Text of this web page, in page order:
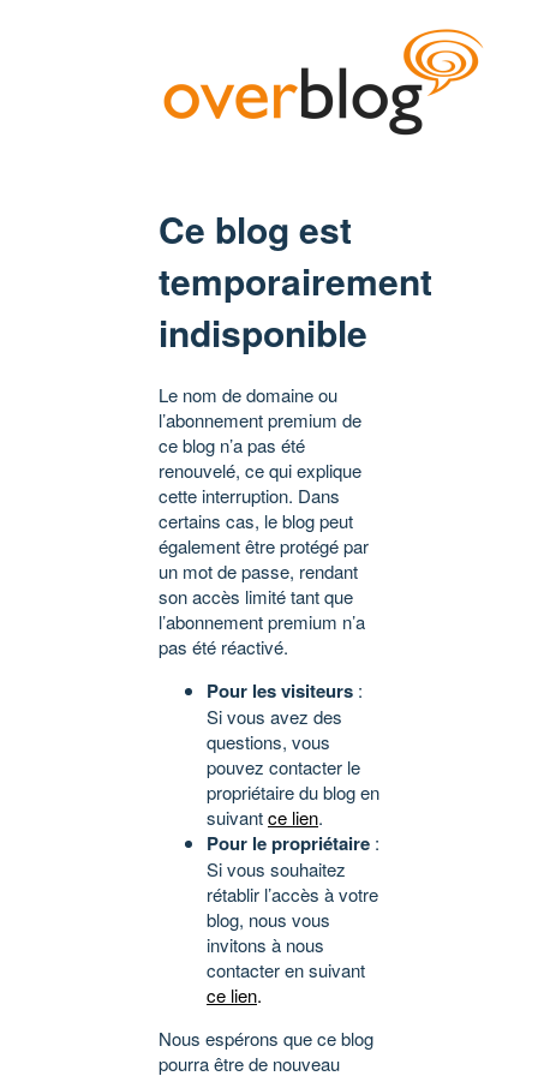
Ce blog est
temporairement
indisponible
Le nom de domaine ou
l’abonnement premium de
ce blog n’a pas été
renouvelé, ce qui explique
cette interruption. Dans
certains cas, le blog peut
également être protégé par
un mot de passe, rendant
son accès limité tant que
l’abonnement premium n’a
pas été réactivé.
Pour les visiteurs :
Si vous avez des
questions, vous
pouvez contacter le
propriétaire du blog en
suivantce lien.
Pour le propriétaire :
Si vous souhaitez
rétablir l’accès à votre
blog, nous vous
invitons à nous
contacter en suivant
ce lien.
Nous espérons que ce blog
pourra être de nouveau